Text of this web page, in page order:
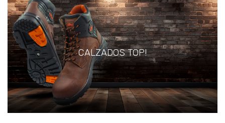
CALZADOS TOP!